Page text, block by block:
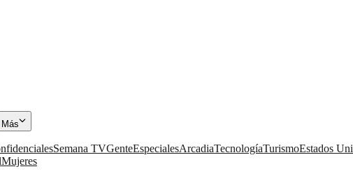
Más
Semana TVGenteEspecialesArcadiaTecnologíaTurismoEstados
Mujeres